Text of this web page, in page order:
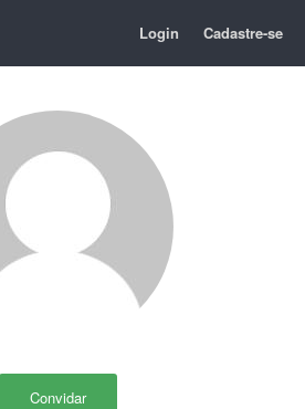
Login Cadastre-se
Convidar